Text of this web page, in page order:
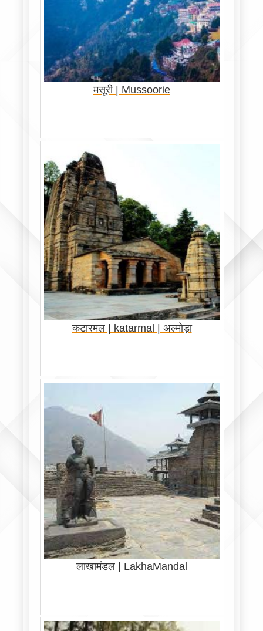
मसूरी | Mussoorie
कटारमल | katarmal | अल्मोड़ा
लाखामंडल | LakhaMandal